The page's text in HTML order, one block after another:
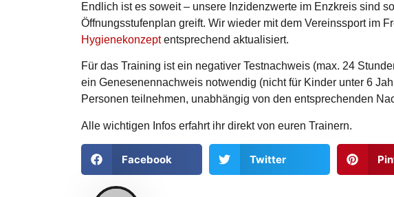
Endlich ist es soweit – unsere Inzidenzwerte im Enzkreis sind
Öffnungsstufenplan greift. Wir wieder mit dem Vereinssport im
Hygienekonzeptentsprechend aktualisiert.
Für das Training ist ein negativer Testnachweis (max. 24
ein Genesenennachweis notwendig (nicht für Kinder unter 6
Personen teilnehmen, unabhängig von den entsprechenden
Alle wichtigen Infos erfahrt ihr direkt von euren Trainern.
Facebook Twitter